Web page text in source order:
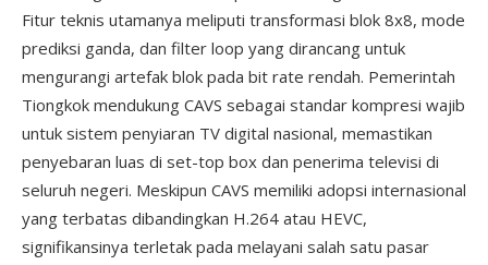
Fitur teknis utamanya meliputi transformasi blok 8x8, mode
prediksi ganda, dan filter loop yang dirancang untuk
mengurangi artefak blok pada bit rate rendah. Pemerintah
Tiongkok mendukung CAVS sebagai standar kompresi wajib
untuk sistem penyiaran TV digital nasional, memastikan
penyebaran luas di set-top box dan penerima televisi di
seluruh negeri. Meskipun CAVS memiliki adopsi internasional
yang terbatas dibandingkan H.264 atau HEVC,
signifikansinya terletak pada melayani salah satu pasar